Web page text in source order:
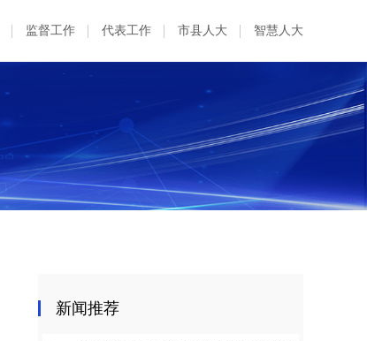
监督工作 代表工作 市县人大 智慧人大
新闻推荐